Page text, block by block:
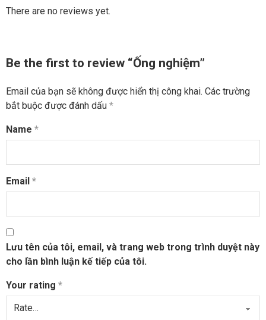
There are no reviews yet.
Be the first to review “Ống nghiệm”
Email của bạn sẽ không được hiển thị công khai. Các trường
bắt buộc được đánh dấu *
Name *
Email *
Lưu tên của tôi, email, và trang web trong trình duyệt này
cho lần bình luận kế tiếp của tôi.
Your rating *